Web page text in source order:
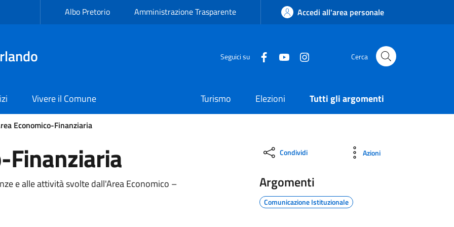
Albo Pretorio Amministrazione Trasparente Accedi all'area personale
Seguici su Cerca
Vivere il Comune Turismo Elezioni Tutti gli argomenti
Economico-Finanziaria
Finanziaria
e alle attività svolte dall'Area Economico –
Condividi Azioni
Argomenti
Comunicazione Istituzionale